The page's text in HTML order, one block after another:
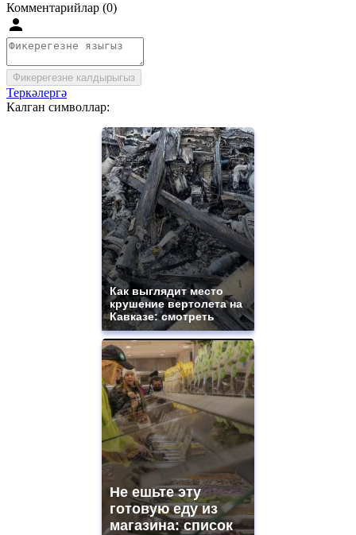
Комментарийлар (0)
Фикерегезне калдырыгыз
Теркәлергә
Калган символлар:
Как выглядит место
крушение вертолета на
Кавказе: смотреть
Не ешьте эту
готовую еду из
магазина: список